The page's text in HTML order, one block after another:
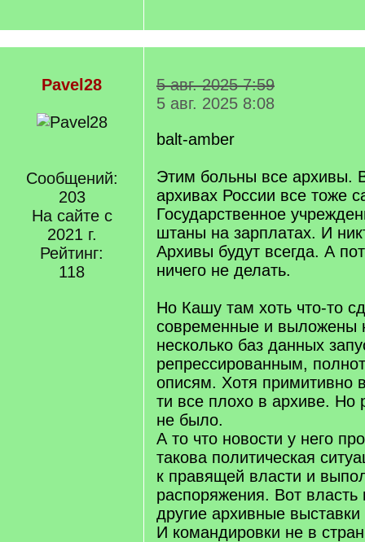
Pavel28
Сообщений:
203
На сайте с
2021 г.
Рейтинг:
118
5 авг. 2025 7:59
5 авг. 2025 8:08
balt-amber
Этим больны все архивы.
архивах России все тоже
Государственное
штаны на зарплатах. И
Архивы будут всегда. А
ничего не делать.
Но Кашу там хоть что-то
современные и выложены
несколько баз данных
репрессированным,
описям. Хотя примитивно
ти все плохо в архиве. Но
не было.
А то что новости у него
такова политическая
к правящей власти и
распоряжения. Вот власть
другие архивные выставки
И командировки не в